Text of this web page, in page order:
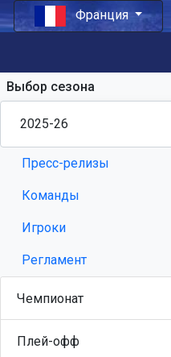
Франция
Выбор сезона
Пресс-релизы
Команды
Игроки
Регламент
Чемпионат
Плей-офф